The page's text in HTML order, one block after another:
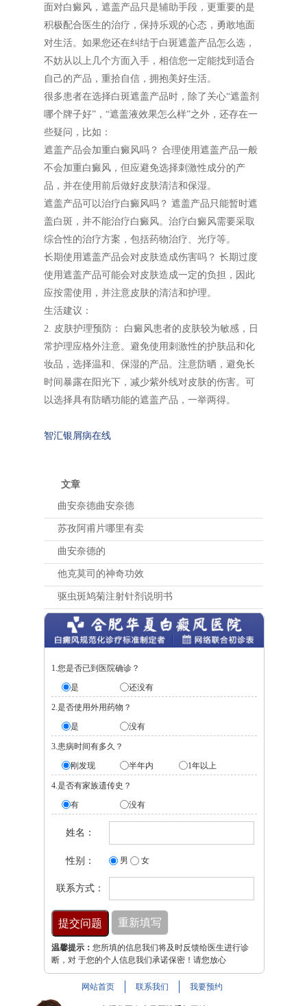
面对白癜风，遮盖产品只是辅助手段，更重要的是
积极配合医生的治疗，保持乐观的心态，勇敢地面
对生活。如果您还在纠结于白斑遮盖产品怎么选，
不妨从以上几个方面入手，相信您一定能找到适合
自己的产品，重拾自信，拥抱美好生活。
很多患者在选择白斑遮盖产品时，除了关心“遮盖剂
哪个牌子好”，“遮盖液效果怎么样”之外，还存在一
些疑问，比如：
遮盖产品会加重白癜风吗？ 合理使用遮盖产品一般
不会加重白癜风，但应避免选择刺激性成分的产
品，并在使用前后做好皮肤清洁和保湿。
遮盖产品可以治疗白癜风吗？ 遮盖产品只能暂时遮
盖白斑，并不能治疗白癜风。治疗白癜风需要采取
综合性的治疗方案，包括药物治疗、光疗等。
长期使用遮盖产品会对皮肤造成伤害吗？ 长期过度
使用遮盖产品可能会对皮肤造成一定的负担，因此
应按需使用，并注意皮肤的清洁和护理。
生活建议：
2. 皮肤护理预防： 白癜风患者的皮肤较为敏感，日
常护理应格外注意。避免使用刺激性的护肤品和化
妆品，选择温和、保湿的产品。注意防晒，避免长
时间暴露在阳光下，减少紫外线对皮肤的伤害。可
以选择具有防晒功能的遮盖产品，一举两得。
智汇银屑病在线
文章
曲安奈德曲安奈德
苏孜阿甫片哪里有卖
曲安奈德的
他克莫司的神奇功效
驱虫斑鸠菊注射针剂说明书
1.您是否已到医院确诊？
是
还没有
2.是否使用外用药物？
是
没有
3.患病时间有多久？
刚发现
半年内 1年以上
4.是否有家族遗传史？
有
没有
姓名：
性别： 男 女
联系方式：
温馨提示： 您所填的信息我们将及时反馈给医生进行诊
断，对 于您的个人信息我们承诺保密！请您放心
网站首页 联系我们 我要预约